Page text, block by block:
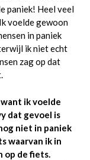
paniek! Heel veel
voelde gewoon
in paniek
ik niet echt
zag op dat
ik voelde
dat gevoel is
niet in paniek
waarvan ik in
op de fiets.